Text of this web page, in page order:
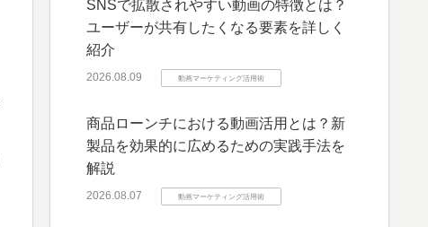
SNSで拡散されやすい動画の特徴とは？
ユーザーが共有したくなる要素を詳しく
紹介
2026.08.09 動画マーケティング活用術
商品ローンチにおける動画活用とは？新
製品を効果的に広めるための実践手法を
解説
2026.08.07 動画マーケティング活用術